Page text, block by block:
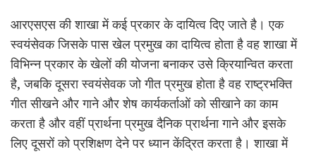
आरएसएस की शाखा में कई प्रकार के दायित्व दिए जाते है। एक
स्वयंसेवक जिसके पास खेल प्रमुख का दायित्व होता है वह शाखा में
विभिन्न प्रकार के खेलों की योजना बनाकर उसे क्रियान्वित करता
है, जबकि दूसरा स्वयंसेवक जो गीत प्रमुख होता है वह राष्ट्रभक्ति
गीत सीखने और गाने और शेष कार्यकर्ताओं को सीखाने का काम
करता है और वहीं प्रार्थना प्रमुख दैनिक प्रार्थना गाने और इसके
लिए दूसरों को प्रशिक्षण देने पर ध्यान केंद्रित करता है। शाखा में